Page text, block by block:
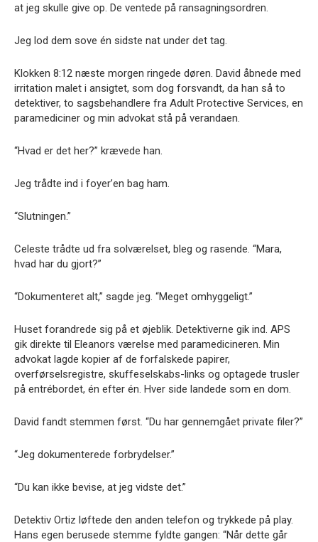
at jeg skulle give op. De ventede på ransagningsordren.
Jeg lod dem sove én sidste nat under det tag.
Klokken 8:12 næste morgen ringede døren. David åbnede med
irritation malet i ansigtet, som dog forsvandt, da han så to
detektiver, to sagsbehandlere fra Adult Protective Services, en
paramediciner og min advokat stå på verandaen.
“Hvad er det her?” krævede han.
Jeg trådte ind i foyer’en bag ham.
“Slutningen.”
Celeste trådte ud fra solværelset, bleg og rasende. “Mara,
hvad har du gjort?”
“Dokumenteret alt,” sagde jeg. “Meget omhyggeligt.”
Huset forandrede sig på et øjeblik. Detektiverne gik ind. APS
gik direkte til Eleanors værelse med paramedicineren. Min
advokat lagde kopier af de forfalskede papirer,
overførselsregistre, skuffeselskabs-links og optagede trusler
på entrébordet, én efter én. Hver side landede som en dom.
David fandt stemmen først. “Du har gennemgået private filer?”
“Jeg dokumenterede forbrydelser.”
“Du kan ikke bevise, at jeg vidste det.”
Detektiv Ortiz løftede den anden telefon og trykkede på play.
Hans egen berusede stemme fyldte gangen: “Når dette går